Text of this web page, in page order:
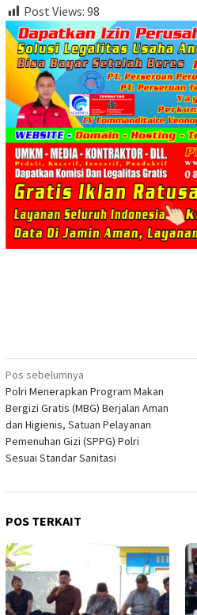
Post Views: 98
Navigasi
pos
Pos sebelumnya
Polri Menerapkan Program Makan
Bergizi Gratis (MBG) Berjalan Aman
dan Higienis, Satuan Pelayanan
Pemenuhan Gizi (SPPG) Polri
Sesuai Standar Sanitasi
POS TERKAIT